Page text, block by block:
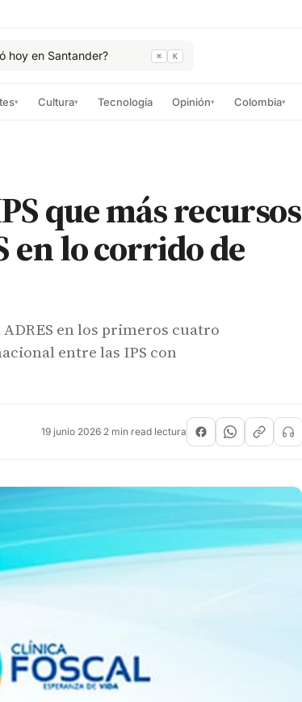
hoy en Santander? ⌘ K
▾ Cultura▾ Tecnología Opinión▾ Colombia▾
que más recursos
en lo corrido de
en los primeros cuatro
entre las IPS con
19 junio 2026·2 min read lectura